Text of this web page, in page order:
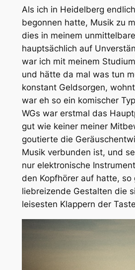
Als ich in Heidelberg
begonnen hatte, Musik zu
dies in meinem
hauptsächlich auf
war ich mit meinem
und hätte da mal was tun
konstant Geldsorgen,
war eh so ein komischer
WGs war erstmal das
gut wie keiner meiner
goutierte die
Musik verbunden ist, und
nur elektronische
den Kopfhörer auf hatte, so
liebreizende Gestalten die
leisesten Klappern der